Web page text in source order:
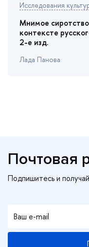
Исследования
Мнимое
контексте
2-е изд.
Лада Панова
Почтовая